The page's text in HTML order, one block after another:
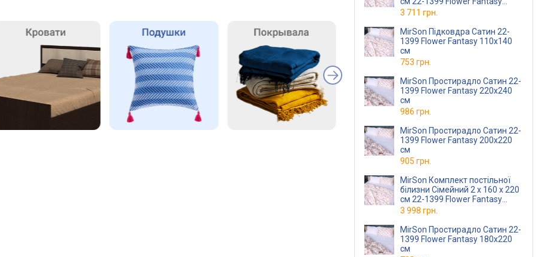
Сатин
3 711 грн.
MirSon Підковдра Сатин 22-
1399 Flower Fantasy 110х140
см
753 грн.
MirSon Простирадло Сатин 22-
1399 Flower Fantasy 220x240
см
986 грн.
MirSon Простирадло Сатин 22-
1399 Flower Fantasy 200x220
см
905 грн.
MirSon Комплект постільної
білизни Сімейний 2 х 160 х 220
см 22-1399 Flower Fantasy
Сатин
3 998 грн.
MirSon Простирадло Сатин 22-
1399 Flower Fantasy 180x220
см